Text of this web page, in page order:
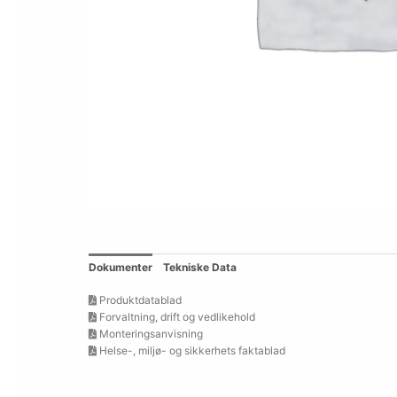
Dokumenter Tekniske Data
Produktdatablad
Forvaltning, drift og vedlikehold
Monteringsanvisning
Helse-, miljø- og sikkerhets faktablad